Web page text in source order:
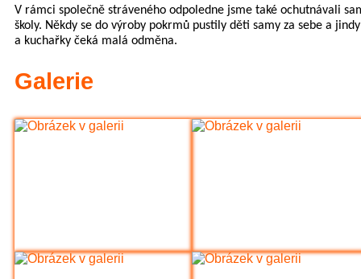
V rámci společně stráveného odpoledne jsme také ochutnávali
školy. Někdy se do výroby pokrmů pustily děti samy za sebe a
a kuchařky čeká malá odměna.
Galerie